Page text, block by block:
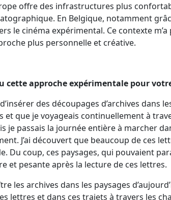
offre des infrastructures plus
En Belgique, notamment
le cinéma expérimental. Ce contexte
plus personnelle et créative.
cette approche expérimentale pour
des découpages d’archives dans
et que je voyageais continuellement à
je passais la journée entière à marcher
J’ai découvert que beaucoup de ces
Du coup, ces paysages, qui pouvaient
et pesante après la lecture de ces lettres.
les archives dans les paysages
lettres et dans ces trajets à travers les